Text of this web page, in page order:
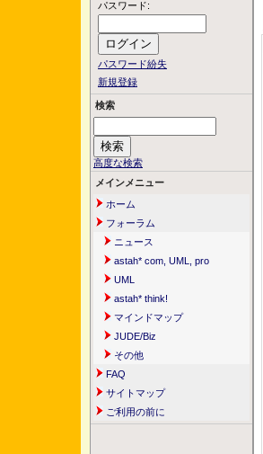
パスワード:
パスワード紛失
新規登録
検索
高度な検索
メインメニュー
ホーム
フォーラム
ニュース
astah* com, UML, pro
UML
astah* think!
マインドマップ
JUDE/Biz
その他
FAQ
サイトマップ
ご利用の前に